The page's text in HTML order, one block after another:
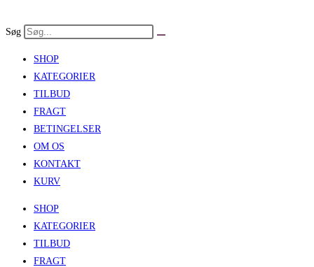
to
Søg
SHOP
KATEGORIER
TILBUD
FRAGT
BETINGELSER
OM OS
KONTAKT
KURV
SHOP
KATEGORIER
TILBUD
FRAGT